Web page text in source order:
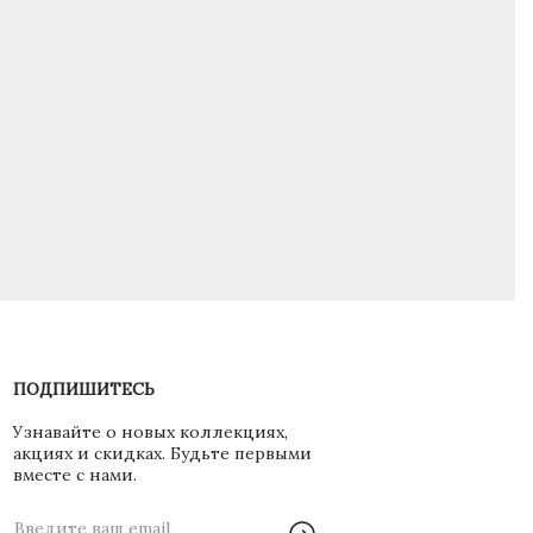
ПОДПИШИТЕСЬ
Узнавайте о новых коллекциях,
акциях и скидках. Будьте первыми
вместе с нами.